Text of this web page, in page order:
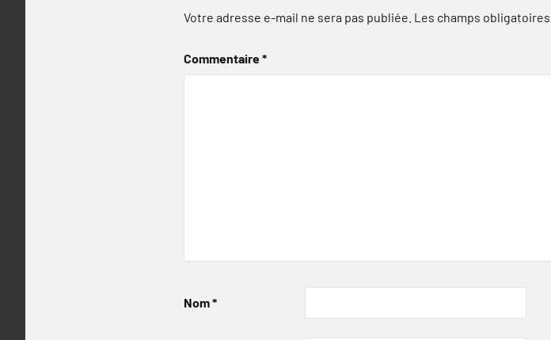
Votre adresse e-mail ne sera pas publiée. Les champs
Commentaire*
Nom*